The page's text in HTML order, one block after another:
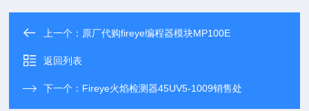
上一个： 原厂代购fireye编程器模块MP100E
返回列表
下一个： Fireye火焰检测器45UV5-1009销售处